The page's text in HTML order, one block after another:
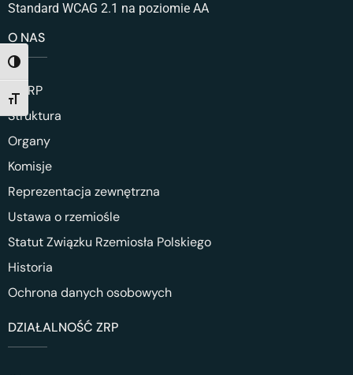
TOGGLE HIGH CONTRAST
TOGGLE FONT SIZE
Standard WCAG 2.1 na poziomie AA
O NAS
O ZRP
Struktura
Organy
Komisje
Reprezentacja zewnętrzna
Ustawa o rzemiośle
Statut Związku Rzemiosła Polskiego
Historia
Ochrona danych osobowych
DZIAŁALNOŚĆ ZRP